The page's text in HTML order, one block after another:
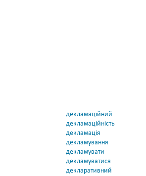
декламаційний
декламаційність
декламація
декламування
декламувати
декламуватися
декларативний